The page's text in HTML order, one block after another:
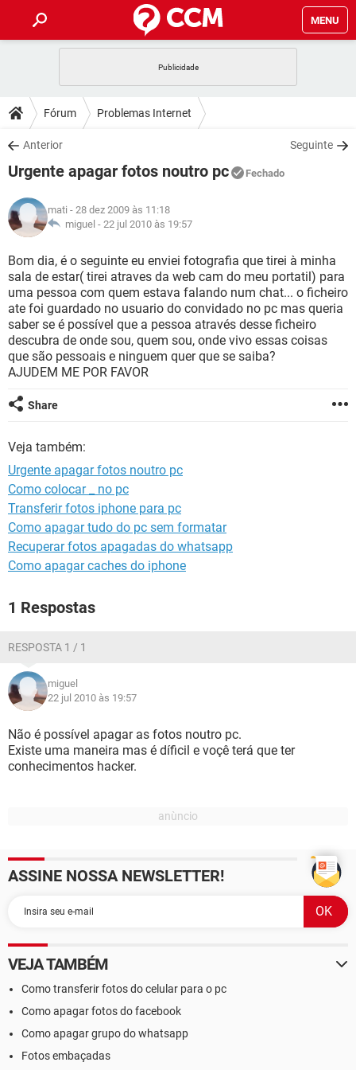
MENU
CELULAR FACEBOOK
OUTLOOK
INSTAGRAM GMAIL
GUIA DE COMPRAS
DICAS
JOGOS WHATSAPP
INSTAGRAM
GUIA DE COMPRAS
DOWNLOADS
JOGOS WHATSAPP
CELULAR
OUTLOOK EXCEL
INSTAGRAM
GUIA DE COMPRAS
FÓRUM
JOGOS
CELULAR
OUTLOOK EXCEL
INSTAGRAM GMAIL
GUIA DE COMPRAS
GLOSSÁRIO
JOGOS WHATSAPP
CELULAR FACEBOOK
OUTLOOK EXCEL
INSTAGRAM GMAIL
GUIA DE COMPRAS
Fórum Problemas Internet
Anterior Seguinte
Urgente apagar fotos noutro pc Fechado
mati - 28 dez 2009 às 11:18
miguel - 22 jul 2010 às 19:57
Bom dia, é o seguinte eu enviei fotografia que tirei à minha
sala de estar( tirei atraves da web cam do meu portatil) para
uma pessoa com quem estava falando num chat... o ficheiro
ate foi guardado no usuario do convidado no pc mas queria
saber se é possível que a pessoa através desse ficheiro
descubra de onde sou, quem sou, onde vivo essas coisas
que são pessoais e ninguem quer que se saiba?
AJUDEM ME POR FAVOR
Share
Veja também:
Urgente apagar fotos noutro pc
Como colocar _ no pc
Transferir fotos iphone para pc
Como apagar tudo do pc sem formatar
Recuperar fotos apagadas do whatsapp
Como apagar caches do iphone
1 Respostas
RESPOSTA 1 / 1
miguel
22 jul 2010 às 19:57
Não é possível apagar as fotos noutro pc.
Existe uma maneira mas é díficil e voçê terá que ter
conhecimentos hacker.
ASSINE NOSSA NEWSLETTER!
VEJA TAMBÉM
Como transferir fotos do celular para o pc
Como apagar fotos do facebook
Como apagar grupo do whatsapp
Fotos embaçadas